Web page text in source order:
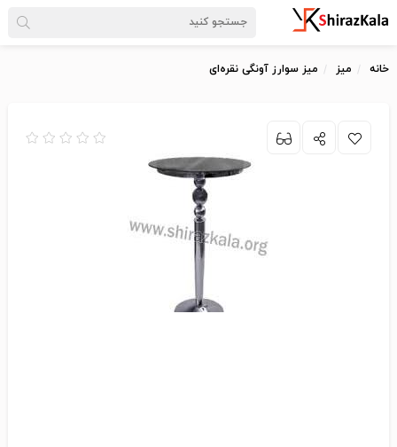
خانه میز میز سوارز آونگی نقره‌ای